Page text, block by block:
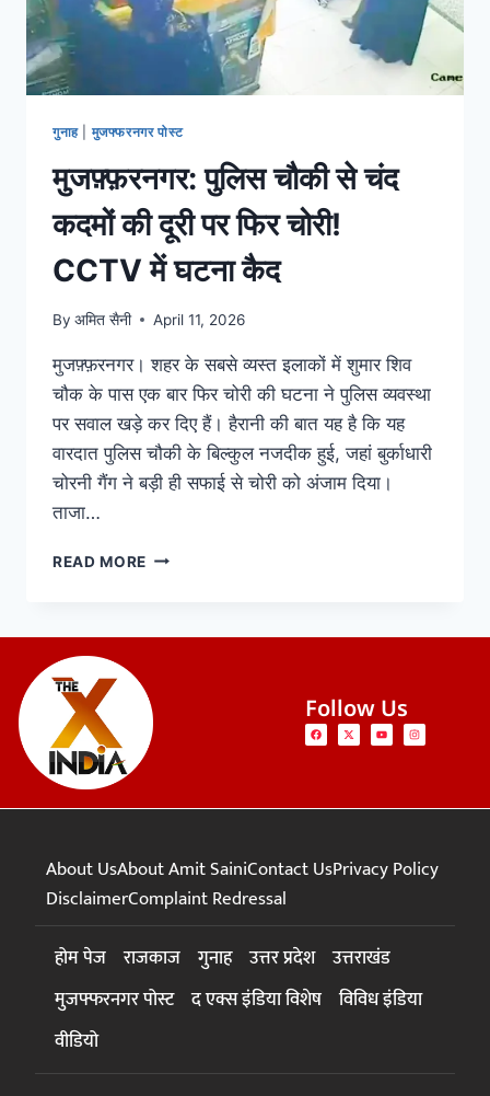
गुनाह| मुजफ्फरनगर पोस्ट
मुजफ़्फ़रनगर: पुलिस चौकी से चंद
कदमों की दूरी पर फिर चोरी!
CCTV में घटना कैद
By अमित सैनी April 11, 2026
मुजफ़्फ़रनगर। शहर के सबसे व्यस्त इलाकों में शुमार शिव
चौक के पास एक बार फिर चोरी की घटना ने पुलिस व्यवस्था
पर सवाल खड़े कर दिए हैं। हैरानी की बात यह है कि यह
वारदात पुलिस चौकी के बिल्कुल नजदीक हुई, जहां बुर्काधारी
चोरनी गैंग ने बड़ी ही सफाई से चोरी को अंजाम दिया।
ताजा…
READ MORE
Follow Us
About UsAbout Amit SainiContact UsPrivacy Policy
DisclaimerComplaint Redressal
होम पेज राजकाज गुनाह उत्तर प्रदेश उत्तराखंड
मुजफ्फरनगर पोस्ट द एक्स इंडिया विशेष विविध इंडिया
वीडियो